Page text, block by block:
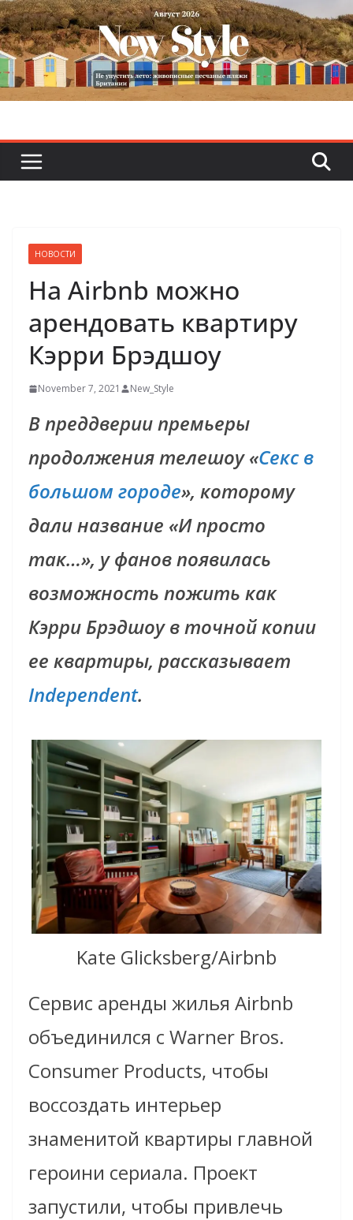
Skip
to
content
НОВОСТИ
На Airbnb можно
арендовать квартиру
Кэрри Брэдшоу
November 7, 2021 New_Style
В преддверии премьеры
продолжения телешоу «Секс в
большом городе», которому
дали название «И просто
так…», у фанов появилась
возможность пожить как
Кэрри Брэдшоу в точной копии
ее квартиры, рассказывает
Independent.
Kate Glicksberg/Airbnb
Сервис аренды жилья Airbnb
объединился с Warner Bros.
Consumer Products, чтобы
воссоздать интерьер
знаменитой квартиры главной
героини сериала. Проект
запустили, чтобы привлечь